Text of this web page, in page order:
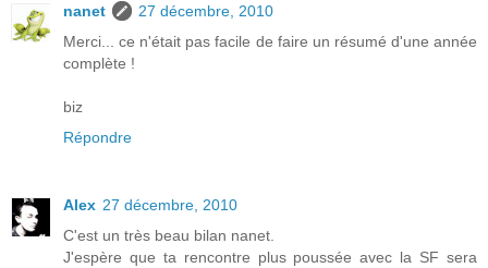
nanet
27 décembre, 2010
Merci... ce n'était pas facile de faire un résumé d'une année
complète !
biz
Répondre
Alex 27 décembre, 2010
C'est un très beau bilan nanet.
J'espère que ta rencontre plus poussée avec la SF sera